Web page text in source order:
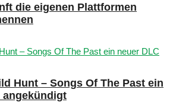
die eigenen Plattformen
Hunt – Songs Of The Past ein
angekündigt